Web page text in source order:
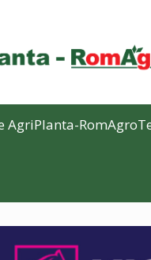
AgriPlanta-